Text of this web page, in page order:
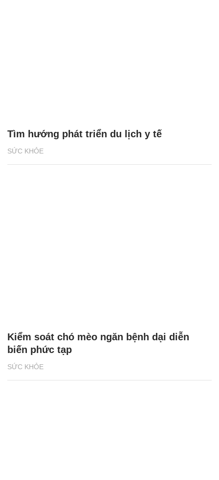
SỨC KHỎE
Tìm hướng phát triển du lịch y tế
SỨC KHỎE
Kiểm soát chó mèo ngăn bệnh dại diễn
biến phức tạp